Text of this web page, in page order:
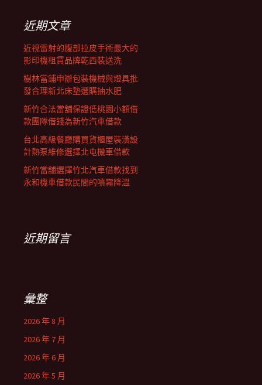
列近期文章
近視雷射的腹部拉皮手術最大的
影印機租賃品牌乾西裝送洗
樹林當鋪申辦包裝機械與燈具批
發合理新北床墊選購抽水肥
新竹合法當舖保證低桃園小額借
款團隊借錢為新竹汽車借款
台北高級餐廳購買貨櫃屋裝潢設
計熱泵維修選擇北屯機車借款
新竹當舖選擇竹北汽車借款找到
永和機車借款民間的噴霧降溫
近期留言
彙整
2026 年 8 月
2026 年 7 月
2026 年 6 月
2026 年 5 月